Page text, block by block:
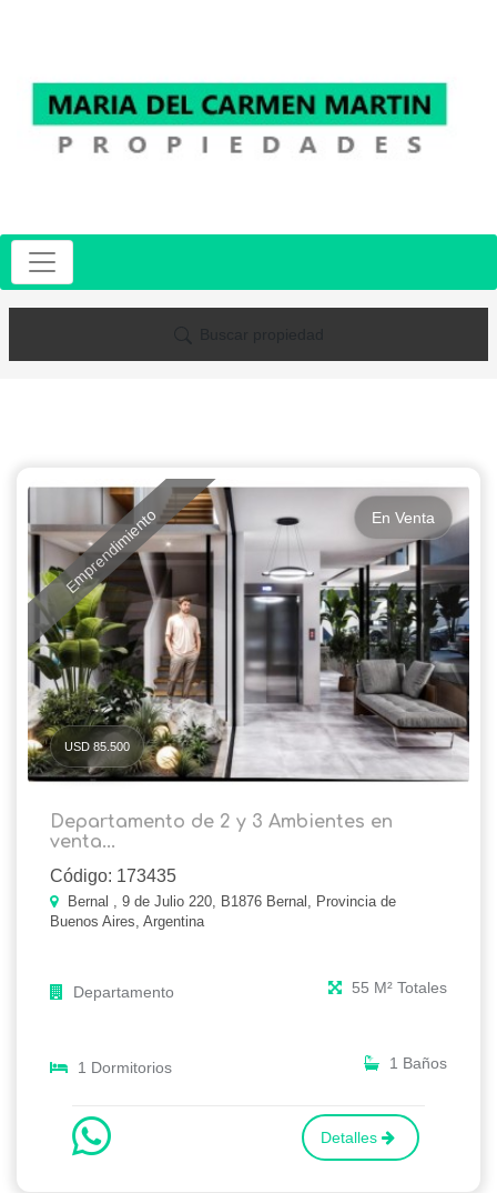
Emprendimiento En Venta
USD 85.500
Departamento de 2 y 3 Ambientes en
venta...
Código: 173435
Bernal , 9 de Julio 220, B1876 Bernal, Provincia de
Buenos Aires, Argentina
Departamento 55 M² Totales
1 Dormitorios 1 Baños
Detalles